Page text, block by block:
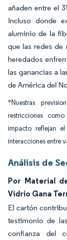
añaden entre el
Incluso donde
aluminio de la
que las redes de
heredados
las ganancias a
de América del
*Nuestras
restricciones
impacto reflejan
interacciones entre
Análisis de
Por Material
Vidrio Gana
El cartón
testimonio de
confianza del